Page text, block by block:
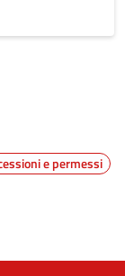
e permessi